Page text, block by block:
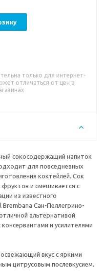
освежающий вкус с
и приятным цитрусовым
основой для
Рекомендуется пить в
только для интернет-
отличаться от цен в
сокосодержащий напиток
для повседневных
коктейлей. Сок
фруктов и смешивается с
из известного
Brembana Сан-Пеллегрино-
альтернативой
и усилителями
вкус с яркими
цитрусовым послевкусием.